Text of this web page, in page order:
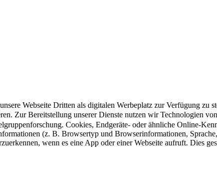
Webseite Dritten als digitalen Werbeplatz zur Verfügung zu
Zur Bereitstellung unserer Dienste nutzen wir Technologien von
Cookies, Endgeräte- oder ähnliche Online-
(z. B. Browsertyp und Browserinformationen,
wenn es eine App oder einer Webseite aufruft. Dies